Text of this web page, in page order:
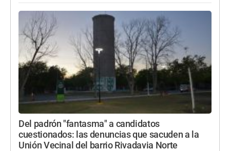
Del padrón "fantasma" a candidatos
cuestionados: las denuncias que sacuden a la
Unión Vecinal del barrio Rivadavia Norte